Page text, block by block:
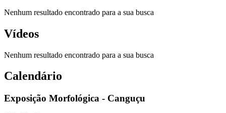
Nenhum resultado encontrado para a sua busca
Vídeos
Nenhum resultado encontrado para a sua busca
Calendário
Exposição Morfológica - Canguçu